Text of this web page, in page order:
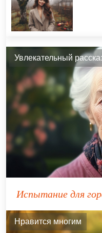
Увлекательный
Испытание для
Нравится многим